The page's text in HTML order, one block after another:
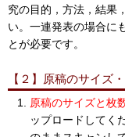
究の目的，方法，結果
い。一連発表の場合に
とが必要です。
【２】原稿のサイズ
原稿のサイズと枚
ップロードしてく